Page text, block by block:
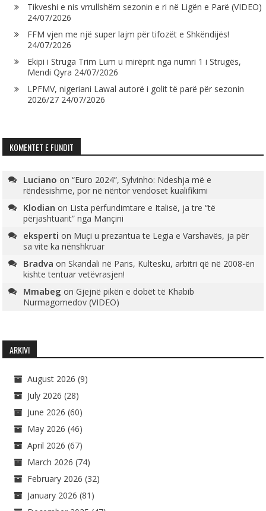
Tikveshi e nis vrrullshëm sezonin e ri në Ligën e Parë (VIDEO)
24/07/2026
FFM vjen me një super lajm për tifozët e Shkëndijës!
24/07/2026
Ekipi i Struga Trim Lum u mirëprit nga numri 1 i Strugës,
Mendi Qyra 24/07/2026
LPFMV, nigeriani Lawal autorë i golit të parë për sezonin
2026/27 24/07/2026
KOMENTET E FUNDIT
Luciano on“Euro 2024”, Sylvinho: Ndeshja më e
rëndësishme, por në nëntor vendoset kualifikimi
Klodian on Lista përfundimtare e Italisë, ja tre “të
përjashtuarit” nga Mançini
eksperti on Muçi u prezantua te Legia e Varshavës, ja për
sa vite ka nënshkruar
Bradva onSkandali në Paris, Kultesku, arbitri që në 2008-ën
kishte tentuar vetëvrasjen!
Mmabeg onGjejnë pikën e dobët të Khabib
Nurmagomedov (VIDEO)
ARKIVI
August 2026 (9)
July 2026 (28)
June 2026 (60)
May 2026 (46)
April 2026 (67)
March 2026 (74)
February 2026 (32)
January 2026 (81)